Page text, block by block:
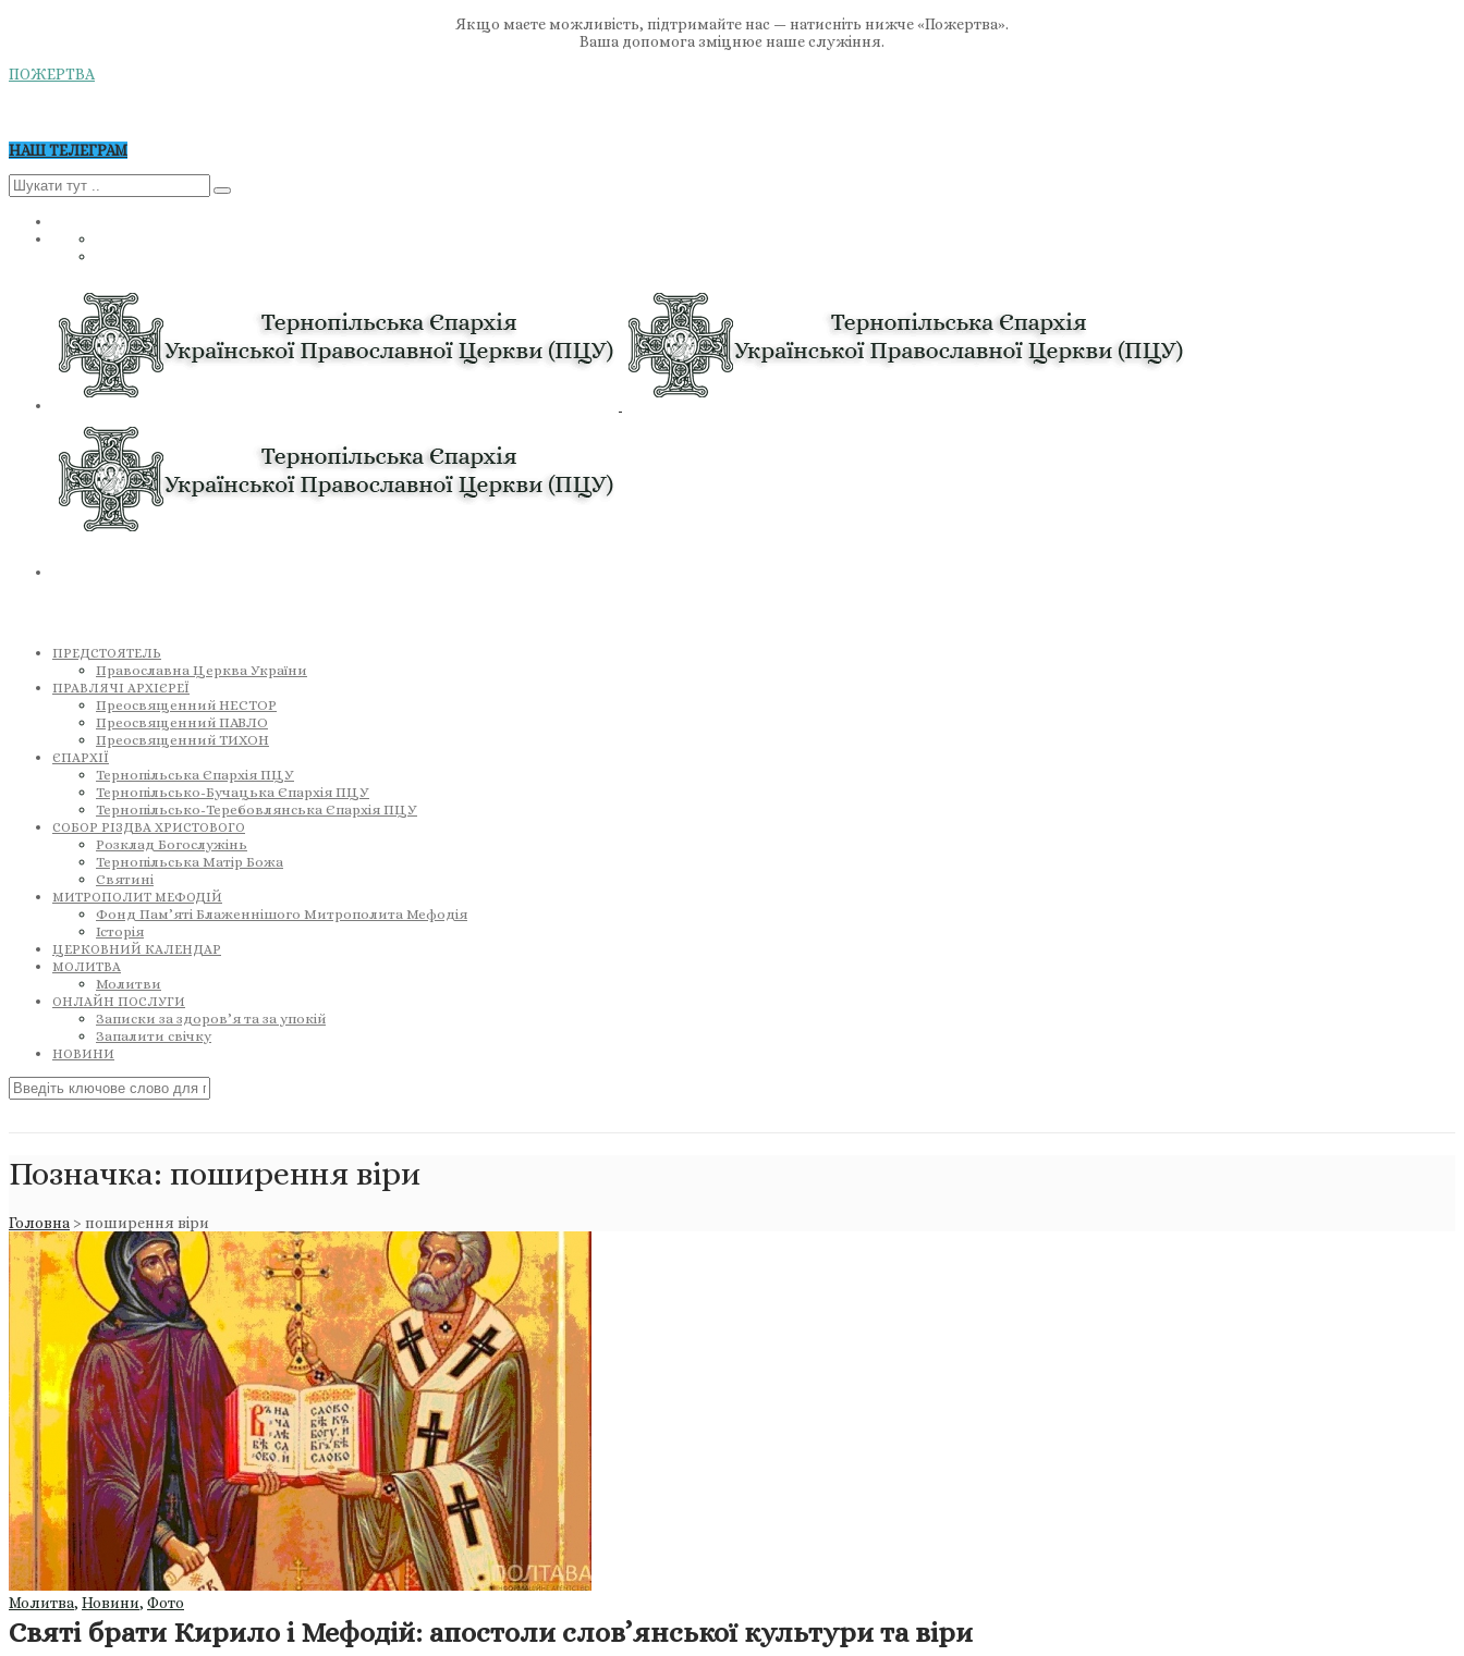
Якщо маєте можливість, підтримайте нас — натисніть нижче «Пожертва».
Ваша допомога зміцнює наше служіння.
ПОЖЕРТВА
НАШ ТЕЛЕГРАМ
ПРЕДСТОЯТЕЛЬ
Православна Церква України
ПРАВЛЯЧІ АРХІЄРЕЇ
Преосвященний НЕСТОР
Преосвященний ПАВЛО
Преосвященний ТИХОН
ЄПАРХІЇ
Тернопільська Єпархія ПЦУ
Тернопільсько-Бучацька Єпархія ПЦУ
Тернопільсько-Теребовлянська Єпархія ПЦУ
СОБОР РІЗДВА ХРИСТОВОГО
Розклад Богослужінь
Тернопільська Матір Божа
Святині
МИТРОПОЛИТ МЕФОДІЙ
Фонд Пам’яті Блаженнішого Митрополита Мефодія
Історія
ЦЕРКОВНИЙ КАЛЕНДАР
МОЛИТВА
Молитви
ОНЛАЙН ПОСЛУГИ
Записки за здоров’я та за упокій
Запалити свічку
НОВИНИ
Позначка: поширення віри
Головна > поширення віри
Молитва, Новини, Фото
Святі брати Кирило і Мефодій: апостоли слов’янської культури та віри